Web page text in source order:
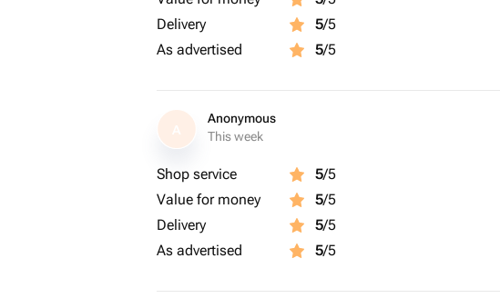
Delivery
5/5
As advertised
5/5
A
Anonymous
This week
Shop service 5/5
Value for money
5/5
Delivery
5/5
As advertised
5/5